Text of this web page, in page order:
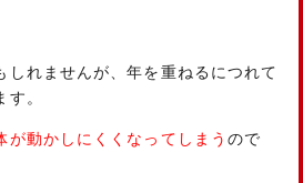
しれませんが、年を重ねるにつれて
。
が動かしにくくなってしまうので